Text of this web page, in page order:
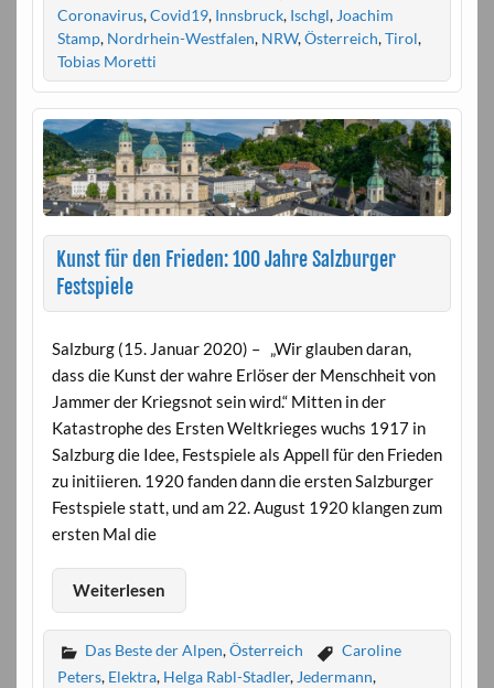
Coronavirus,Covid19, Innsbruck, Ischgl, Joachim
Stamp, Nordrhein-Westfalen, NRW,Österreich,Tirol,
Tobias Moretti
Kunst für den Frieden: 100 Jahre Salzburger
Festspiele
Salzburg (15. Januar 2020) – „Wir glauben daran,
dass die Kunst der wahre Erlöser der Menschheit von
Jammer der Kriegsnot sein wird.“ Mitten in der
Katastrophe des Ersten Weltkrieges wuchs 1917 in
Salzburg die Idee, Festspiele als Appell für den Frieden
zu initiieren. 1920 fanden dann die ersten Salzburger
Festspiele statt, und am 22. August 1920 klangen zum
ersten Mal die
Weiterlesen
Das Beste der Alpen,Österreich
Caroline
Peters, Elektra, Helga Rabl-Stadler, Jedermann,